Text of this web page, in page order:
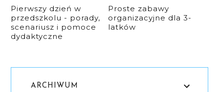
Pierwszy dzień w
przedszkolu - porady,
scenariusz i pomoce
dydaktyczne
Proste zabawy
organizacyjne dla 3-
latków
ARCHIWUM